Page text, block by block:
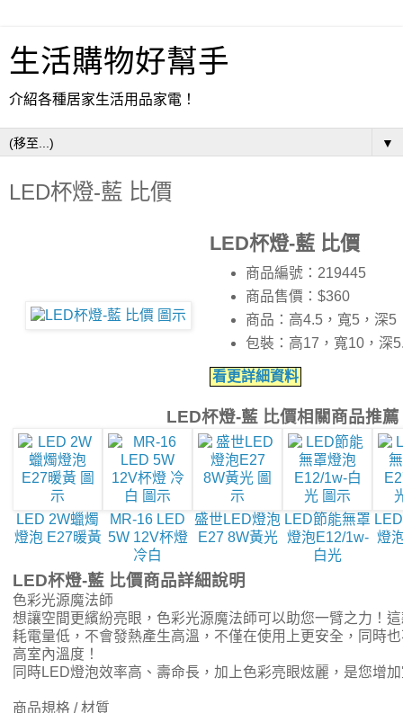
生活購物好幫手
介紹各種居家生活用品家電！
▼
LED杯燈-藍 比價
LED杯燈-藍 比價
商品編號：219445
商品售價：$360
商品：高4.5，寬5，深5
包裝：高17，寬10，深
看更詳細資料
LED杯燈-藍 比價相關商品推薦
LED 2W蠟燭
燈泡 E27暖黃
MR-16 LED
5W 12V杯燈
冷白
盛世LED燈泡
E27 8W黃光
LED節能無罩
燈泡E12/1w-
白光
燈
LED杯燈-藍 比價商品詳細說明
色彩光源魔法師
想讓空間更繽紛亮眼，色彩光源魔法師可以助您一臂之力！
耗電量低，不會發熱產生高溫，不僅在使用上更安全，同時
高室內溫度！
同時LED燈泡效率高、壽命長，加上色彩亮眼炫麗，是您增
商品規格 / 材質